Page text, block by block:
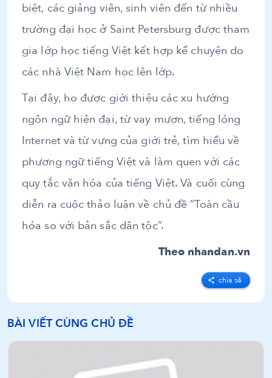
biệt, các giảng viên, sinh viên đến từ nhiều
trường đại học ở Saint Petersburg được tham
gia lớp học tiếng Việt kết hợp kể chuyện do
các nhà Việt Nam học lên lớp.
Tại đây, họ được giới thiệu các xu hướng
ngôn ngữ hiện đại, từ vay mượn, tiếng lóng
Internet và từ vựng của giới trẻ, tìm hiểu về
phương ngữ tiếng Việt và làm quen với các
quy tắc văn hóa của tiếng Việt. Và cuối cùng
diễn ra cuộc thảo luận về chủ đề “Toàn cầu
hóa so với bản sắc dân tộc”.
Theo nhandan.vn
chia sẻ
BÀI VIẾT CÙNG CHỦ ĐỀ